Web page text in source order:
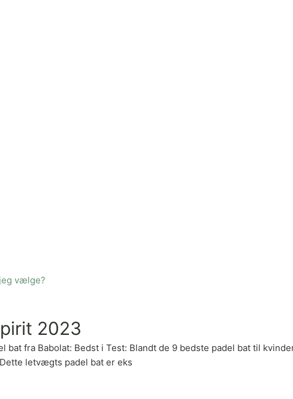
vælge?
2023
bat fra Babolat: Bedst i Test: Blandt de 9 bedste padel bat til
letvægts padel bat er eks